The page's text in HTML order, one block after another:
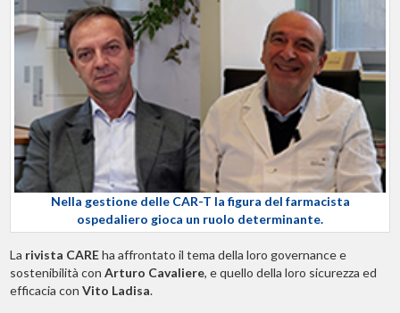
Nella gestione delle CAR-T la figura del farmacista
ospedaliero gioca un ruolo determinante.
La rivista CAREha affrontato il tema della loro governance e
sostenibilità con Arturo Cavaliere, e quello della loro sicurezza ed
efficacia con Vito Ladisa.